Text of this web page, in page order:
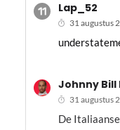
Lap_52
31 augustus
Johnny Bill
31 augustus
De